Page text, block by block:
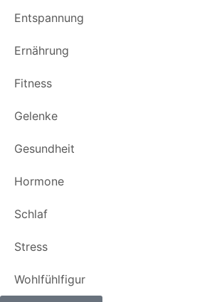
Entspannung
Ernährung
Fitness
Gelenke
Gesundheit
Hormone
Schlaf
Stress
Wohlfühlfigur